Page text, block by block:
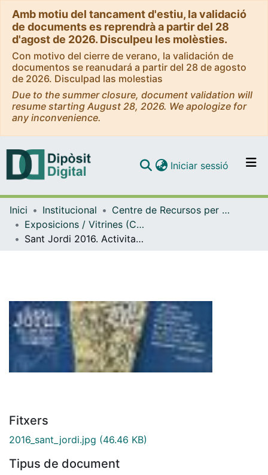
Amb motiu del tancament d'estiu, la validació
de documents es reprendrà a partir del 28
d'agost de 2026. Disculpeu les molèsties.
Con motivo del cierre de verano, la validación de
documentos se reanudará a partir del 28 de agosto
de 2026. Disculpad las molestias
Due to the summer closure, document validation will
resume starting August 28, 2026. We apologize for
any inconvenience.
Navega per tot el DD
Com publicar
Iniciar sessió (current)
Inici Institucional
Centre de Recursos per a l'Aprenentatge i la Investigació (CRAI-UB) - Institucional
Exposicions / Vitrines (CRAI-UB)
Sant Jordi 2016. Activitats al CRAI de la Universitat de Barcelona. Abril 2016
Fitxers
2016_sant_jordi.jpg (46.46 KB)
Tipus de document